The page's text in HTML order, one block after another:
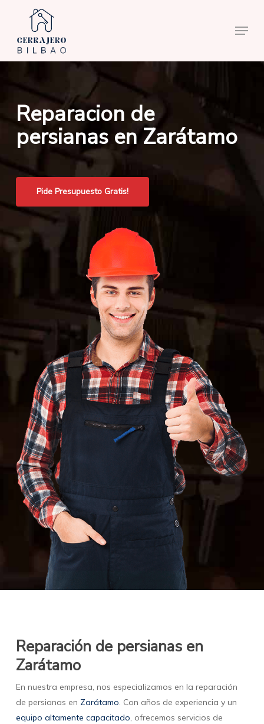
main
content
Menu
Reparacion de
persianas en Zarátamo
Pide Presupuesto Gratis!
Reparación de persianas en
Zarátamo
En nuestra empresa, nos especializamos en la reparación
de persianas en Zarátamo. Con años de experiencia y un
equipo altamente capacitado, ofrecemos servicios de